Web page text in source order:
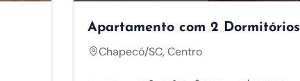
Apartamento com 2 Dormitórios
Chapecó/SC, Centro